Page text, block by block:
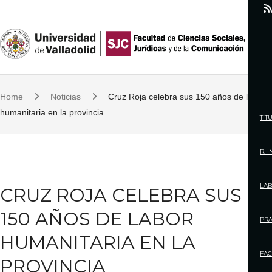
i
t
o
c
n
t
Home Noticias
Cruz Roja celebra sus 150 años de labor
humanitaria en la provincia
CRUZ ROJA CELEBRA SUS
150 AÑOS DE LABOR
HUMANITARIA EN LA
PROVINCIA
r
h
o
:
R.